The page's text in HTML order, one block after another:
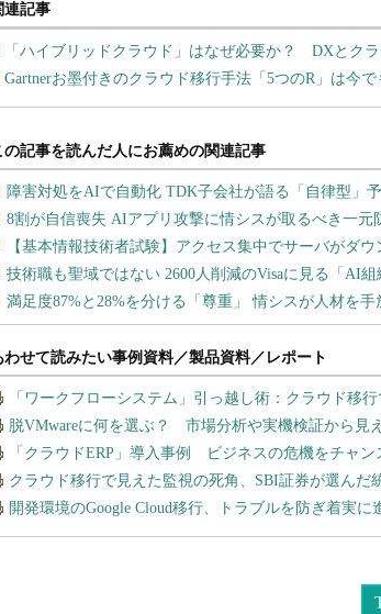
連記事
「ハイブリッドクラウド」はなぜ必要か？ DXとク
Gartnerお墨付きのクラウド移行手法「5つのR」は今で
わせて読みたい事例資料／製品資料／レポート
「ワークフローシステム」引っ越し術：クラウド移
脱VMwareに何を選ぶ？ 市場分析や実機検証から見
「クラウドERP」導入事例 ビジネスの危機をチャ
クラウド移行で見えた監視の死角、SBI証券が選んだ
開発環境のGoogle Cloud移行、トラブルを防ぎ着実に